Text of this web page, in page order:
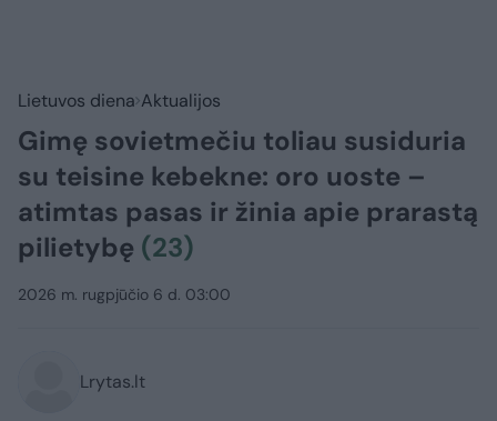
Lietuvos diena Aktualijos
Gimę sovietmečiu toliau susiduria
su teisine kebekne: oro uoste –
atimtas pasas ir žinia apie prarastą
pilietybę (23)
2026 m. rugpjūčio 6 d. 03:00
Lrytas.lt